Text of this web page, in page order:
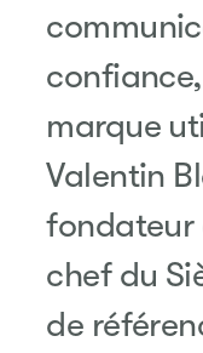
marque
Valentin
fondateur
chef du
de